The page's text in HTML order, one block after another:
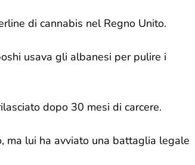
di cannabis nel Regno Unito.
usava gli albanesi per pulire i
dopo 30 mesi di carcere.
ma lui ha avviato una battaglia legale